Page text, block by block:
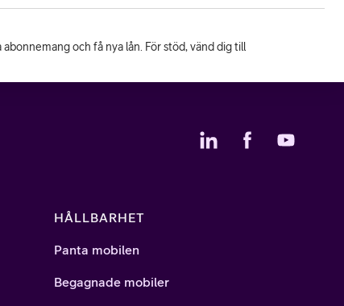
och få nya lån. För stöd, vänd dig till
HÅLLBARHET
Panta mobilen
Begagnade mobiler